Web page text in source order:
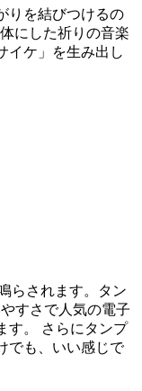
りを結びつけるの
にした祈りの音楽
イケ」を生み出し
らされます。タン
すさで人気の電子
す。 さらにタンプ
でも、いい感じで